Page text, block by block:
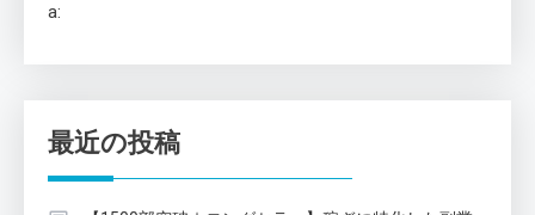
a:
最近の投稿